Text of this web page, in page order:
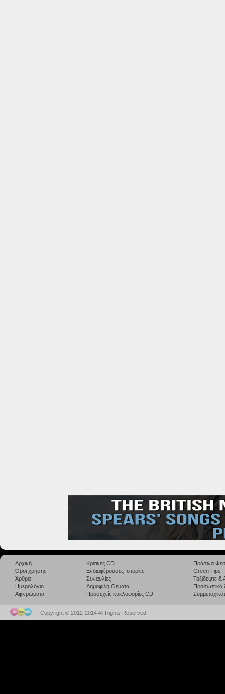
Αρχική
Όροι χρήσης
Άρθρα
Ημερολόγιο
Αφιερώματα
Κριτικές CD
Ενδιαφέρουσες Ιστορίες
Συναυλίες
Δημοφιλή Θέματα
Προσεχείς κυκλοφορίες CD
Πράσινα
Green Tips
Taξιδέψτε
Προσωπικά
Copyright © 2012-2014 All Rights Reserved